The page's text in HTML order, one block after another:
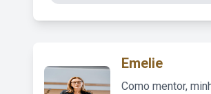
Emelie
Como mentor,